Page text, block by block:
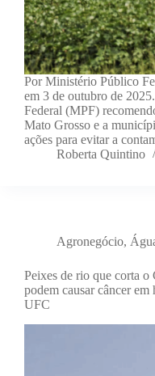
Por Ministério Público
em 3 de outubro de
Federal (MPF)
Mato Grosso e a
ações para evitar a
Roberta Quintino
Agronegócio,
Peixes de rio que corta o
podem causar câncer em
UFC